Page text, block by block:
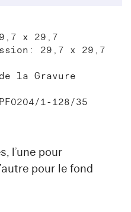
x 29,7
29,7 x 29,7
la Gravure
1-128/35
l’une pour
pour le fond